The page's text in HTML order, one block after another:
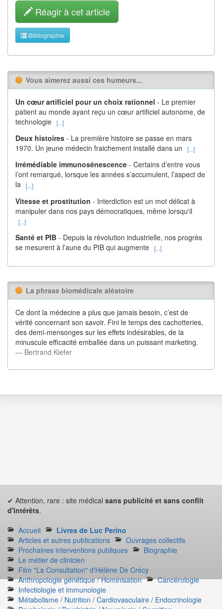
Réagir à cet article
Bibliographie
Vous aimerez aussi ces humeurs...
Un cœur artificiel pour un choix rationnel - Le premier
patient au monde ayant reçu un cœur artificiel autonome, de
technologie [...]
Deux histoires - La première histoire se passe en mars
1970. Un jeune médecin fraichement installé dans un
[...]
Irrémédiable immunosénescence - Certains d’entre vous
l’ont remarqué, lorsque les années s’accumulent, l’aspect de
la [...]
Vitesse et prostitution - Interdiction est un mot délicat à
manipuler dans nos pays démocratiques, même lorsqu'il
[...]
Santé et PIB - Depuis la révolution industrielle, nos progrès
se mesurent à l’aune du PIB qui augmente [...]
La phrase biomédicale aléatoire
Ce dont la médecine a plus que jamais besoin, c’est de
vérité concernant son savoir. Fini le temps des cachotteries,
des demi-mensonges sur les effets indésirables, de la
minuscule efficacité emballée dans un puissant marketing.
― Bertrand Kiefer
✔ Attention, rare : site médical sans publicité et sans conflit
d'intérêts.
Accueil
Livres de Luc Perino
Articles et autres publications
Ouvrages collectifs
Prochaines interventions publiques
Biographie
Le métier de clinicien
Film "La Consultation" d'Hélène De Crécy
Anthropologie génétique / Hominisation
Cancérologie
Infectiologie et immunologie
Métabolisme / Nutrition / Cardiovasculaire / Endocrinologie